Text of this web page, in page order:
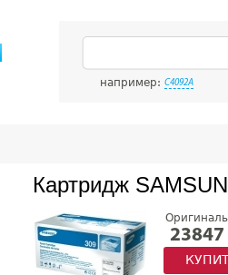
например: C4092A
Картридж
23847